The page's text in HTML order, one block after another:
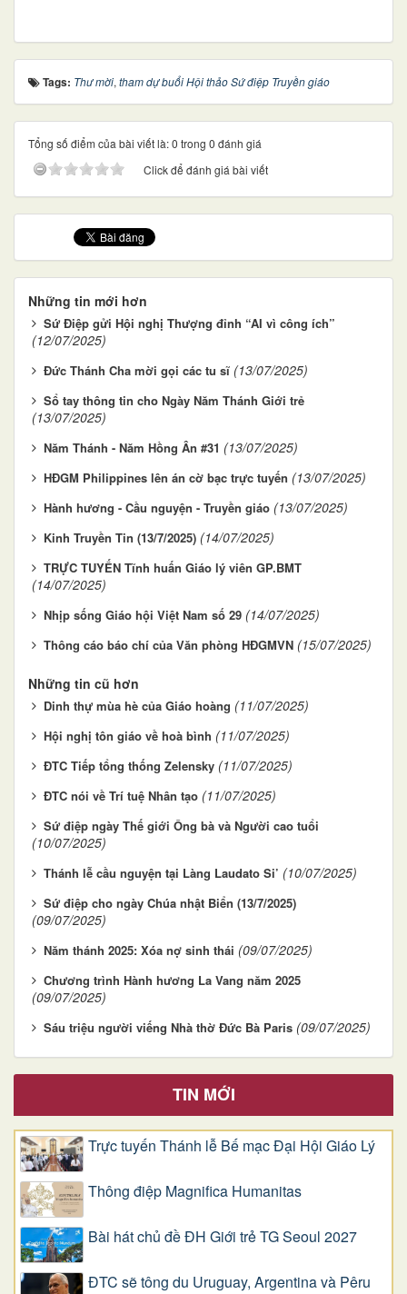
Tags: Thư mời, tham dự buổi Hội thảo Sứ điệp Truyền giáo
Tổng số điểm của bài viết là: 0 trong 0 đánh giá
Click để đánh giá bài viết
Những tin mới hơn
Sứ Điệp gửi Hội nghị Thượng đỉnh “AI vì công ích”
(12/07/2025)
Đức Thánh Cha mời gọi các tu sĩ (13/07/2025)
Sổ tay thông tin cho Ngày Năm Thánh Giới trẻ
(13/07/2025)
Năm Thánh - Năm Hồng Ân #31 (13/07/2025)
HĐGM Philippines lên án cờ bạc trực tuyến (13/07/2025)
Hành hương - Cầu nguyện - Truyền giáo (13/07/2025)
Kinh Truyền Tin (13/7/2025) (14/07/2025)
TRỰC TUYẾN Tĩnh huấn Giáo lý viên GP.BMT
(14/07/2025)
Nhịp sống Giáo hội Việt Nam số 29 (14/07/2025)
Thông cáo báo chí của Văn phòng HĐGMVN (15/07/2025)
Những tin cũ hơn
Dinh thự mùa hè của Giáo hoàng (11/07/2025)
Hội nghị tôn giáo về hoà bình (11/07/2025)
ĐTC Tiếp tổng thống Zelensky (11/07/2025)
ĐTC nói về Trí tuệ Nhân tạo (11/07/2025)
Sứ điệp ngày Thế giới Ông bà và Người cao tuổi
(10/07/2025)
Thánh lễ cầu nguyện tại Làng Laudato Si’ (10/07/2025)
Sứ điệp cho ngày Chúa nhật Biển (13/7/2025)
(09/07/2025)
Năm thánh 2025: Xóa nợ sinh thái (09/07/2025)
Chương trình Hành hương La Vang năm 2025
(09/07/2025)
Sáu triệu người viếng Nhà thờ Đức Bà Paris (09/07/2025)
TIN MỚI
Trực tuyến Thánh lễ Bế mạc Đại Hội Giáo Lý
Thông điệp Magnifica Humanitas
Bài hát chủ đề ĐH Giới trẻ TG Seoul 2027
ĐTC sẽ tông du Uruguay, Argentina và Pêru